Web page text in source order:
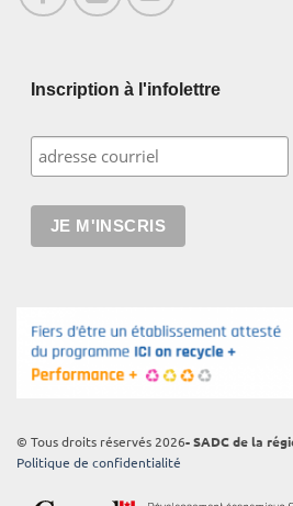
Inscription à l'infolettre
© Tous droits réservés 2026- SADC de la
Politique de confidentialité